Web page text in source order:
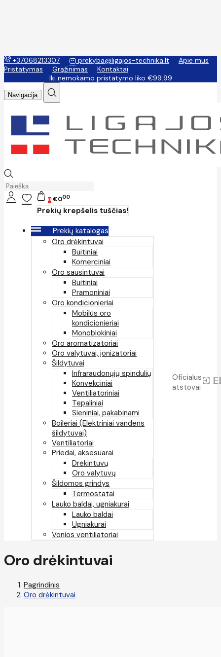
+37068213307 prekyba@ligajos-technika.lt
Apie mus
Pristatymas
Grąžinimas
Kontaktai
Iki nemokamo pristatymo liko €99.99
Navigacija
0 €000
Prekių krepšelis tuščias!
Prekių katalogas
Oro drėkintuvai
Buitiniai
Komerciniai
Oro sausintuvai
Buitiniai
Pramoniniai
Oro kondicionieriai
Mobilūs oro
kondicionieriai
Monoblokiniai
Oro aromatizatoriai
Oro valytuvai, jonizatoriai
Šildytuvai
Infraraudonųjų spindulių
Konvekciniai
Ventiliatoriniai
Tepaliniai
Sieniniai, pakabinami
Boileriai (Elektriniai vandens
šildytuvai)
Ventiliatoriai
Priedai, aksesuarai
Drėkintuvų
Oro valytuvų
Šildomos grindys
Termostatai
Lauko baldai, ugniakurai
Lauko baldai
Ugniakurai
Vonios ventiliatoriai
Oficialus
atstovai
Oro drėkintuvai
Pagrindinis
Oro drėkintuvai